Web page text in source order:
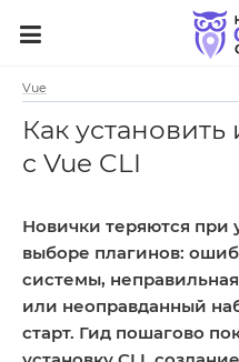
Vue
Как установить
с Vue CLI
Новички теряются при
выборе плагинов:
системы,
или неоправданный
старт. Гид пошагово